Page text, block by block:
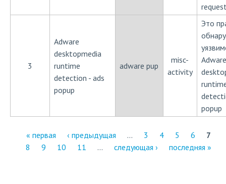
3
Adware
desktopmedia
runtime
detection - ads
popup
adware pup
misc-
activity
Это
Adware
popup
« первая ‹ предыдущая … 3 4 5 6
7
8
9 10 11 … следующая › последняя »